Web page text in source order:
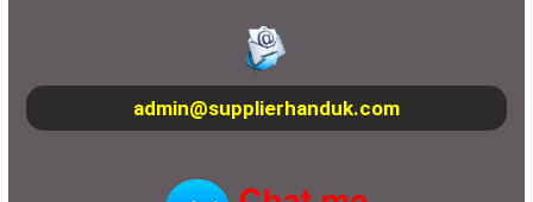
admin@supplierhanduk.com